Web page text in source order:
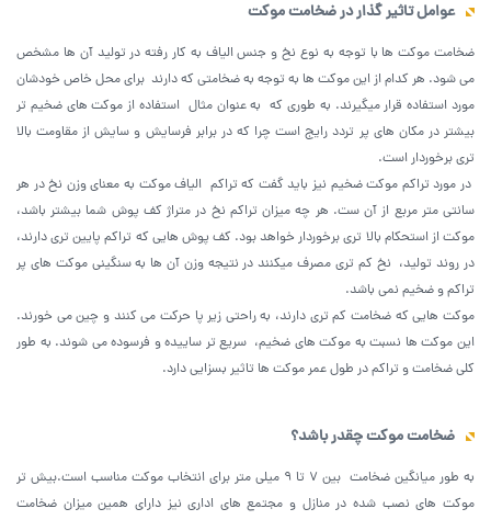
عوامل تاثیر گذار در ضخامتموکت
ضخامت موکت ها با توجه به نوع نخ و جنس الیاف به کار رفته در تولید آن ها مشخص
می شود. هر کدام از این موکت ها به توجه به ضخامتی که دارند برای محل خاص خودشان
مورد استفاده قرار میگیرند. به طوری که به عنوان مثال استفاده از موکت های ضخیم تر
بیشتر در مکان های پر تردد رایج است چرا که در برابر فرسایش و سایش از مقاومت بالا
تری برخوردار است.
در مورد تراکم موکت ضخیم نیز باید گفت که تراکم الیاف موکت به معنای وزن نخ در هر
سانتی متر مربع از آن ست‌. هر چه میزان تراکم نخ در متراژ کف پوش شما بیشتر باشد،
موکت از استحکام بالا تری برخوردار خواهد بود. کف پوش هایی که تراکم پایین تری دارند،
در روند تولید، نخ کم تری مصرف میکنند در نتیجه وزن آن ها به سنگینی موکت های پر
تراکم و ضخیم نمی باشد‌.
موکت هایی که ضخامت کم تری دارند، به راحتی زیر پا حرکت می کنند و چین می خورند.
این موکت ها نسبت به موکت های ضخیم، سریع تر ساییده و فرسوده می شوند. به طور
کلی ضخامت و تراکم در طول عمر موکت ها تاثیر بسزایی دارد.
ضخامت موکت چقدر باشد؟
به طور میانگین ضخامت بین ۷ تا ۹ میلی متر برای انتخاب موکت مناسب است.بیش تر
موکت های نصب شده در منازل و مجتمع های اداری نیز دارای همین میزان ضخامت